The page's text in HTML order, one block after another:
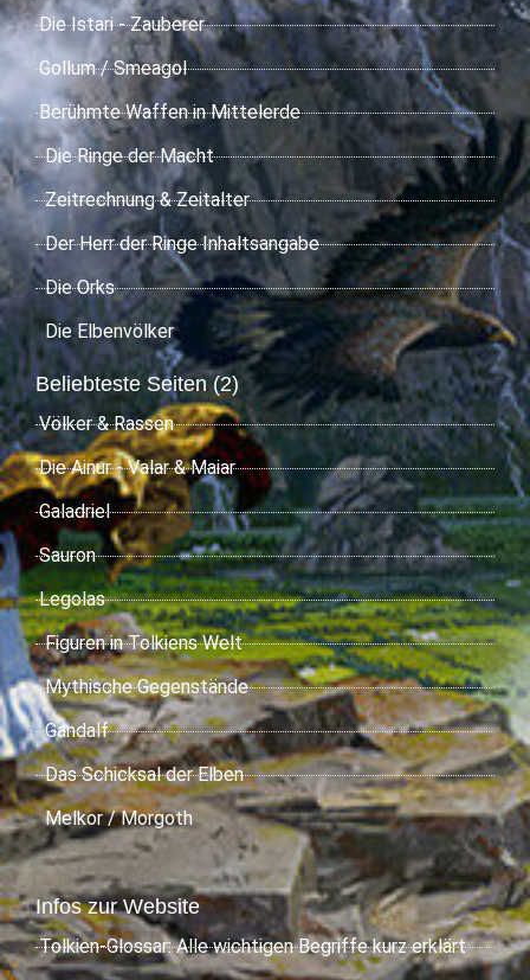
Die Istari - Zauberer
Gollum / Smeagol
Berühmte Waffen in Mittelerde
Die Ringe der Macht
Zeitrechnung & Zeitalter
Der Herr der Ringe Inhaltsangabe
Die Orks
Die Elbenvölker
Beliebteste Seiten (2)
Völker & Rassen
Die Ainur - Valar & Maiar
Galadriel
Sauron
Legolas
Figuren in Tolkiens Welt
Mythische Gegenstände
Gandalf
Das Schicksal der Elben
Melkor / Morgoth
Infos zur Website
Tolkien-Glossar: Alle wichtigen Begriffe kurz erklärt